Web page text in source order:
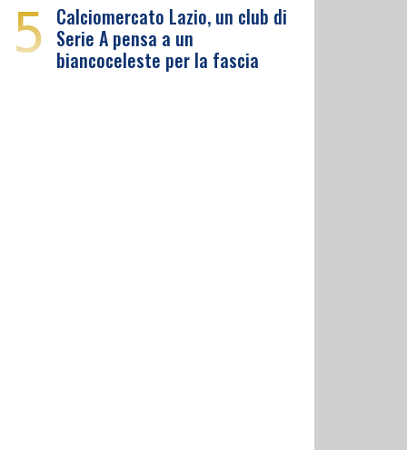
5 Calciomercato Lazio, un club di
Serie A pensa a un
biancoceleste per la fascia